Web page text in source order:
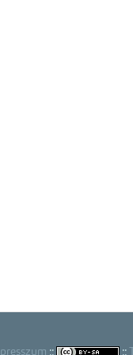
Ipresszum :: ::